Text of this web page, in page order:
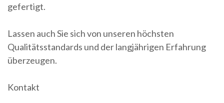
gefertigt.
Lassen auch Sie sich von unseren höchsten
Qualitätsstandards und der langjährigen Erfahrung
überzeugen.
Kontakt